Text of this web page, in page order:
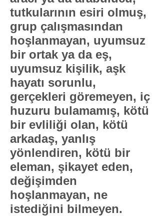
tutkularının esiri olmuş,
grup çalışmasından
hoşlanmayan, uyumsuz
bir ortak ya da eş,
uyumsuz kişilik, aşk
hayatı sorunlu,
gerçekleri göremeyen, iç
huzuru bulamamış, kötü
bir evliliği olan, kötü
arkadaş, yanlış
yönlendiren, kötü bir
eleman, şikayet eden,
değişimden
hoşlanmayan, ne
istediğini bilmeyen.